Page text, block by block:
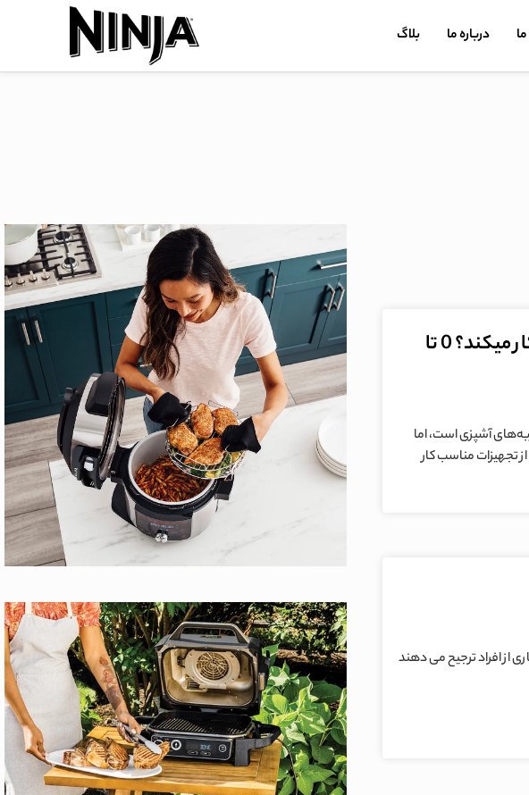
درباره ما بلاگ
دستگاه بستنی ساز خانگی چگونه کار میکند؟ 0 تا
آشپزی است، اما
تجهیزات مناسب کار
افراد ترجیح می دهند